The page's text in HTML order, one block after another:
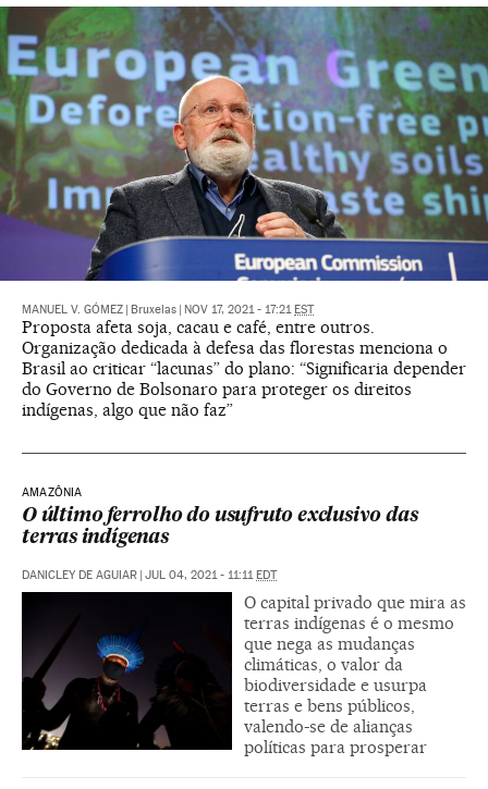
MANUEL V. GÓMEZ Bruxelas NOV 17, 2021 - 17:21 EST
Proposta afeta soja, cacau e café, entre outros.
Organização dedicada à defesa das florestas menciona o
Brasil ao criticar “lacunas” do plano: “Significaria depender
do Governo de Bolsonaro para proteger os direitos
indígenas, algo que não faz”
AMAZÔNIA
O último ferrolho do usufruto exclusivo das
terras indígenas
DANICLEY DE AGUIAR JUL 04, 2021 - 11:11 EDT
O capital privado que mira as
terras indígenas é o mesmo
que nega as mudanças
climáticas, o valor da
biodiversidade e usurpa
terras e bens públicos,
valendo-se de alianças
políticas para prosperar